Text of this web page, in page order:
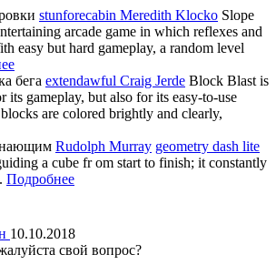
stunforecabin Meredith Klocko Slope
arcade game in which reflexes and
easy but hard gameplay, a random level
бега extendawful Craig Jerde Block Blast is
its gameplay, but also for its easy-to-use
are colored brightly and clearly,
Rudolph Murray geometry dash lite
a cube fr om start to finish; it constantly
Подробнее
10.10.2018
свой вопрос?